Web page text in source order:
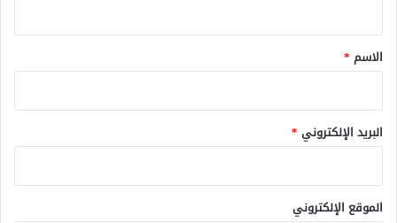
*
الاسم *
البريد الإلكتروني *
الموقع الإلكتروني